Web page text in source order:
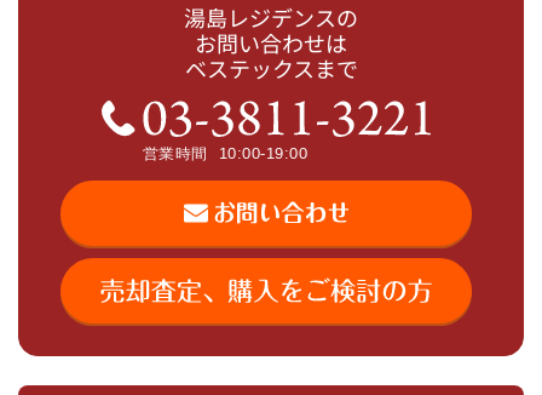
湯島レジデンスの
お問い合わせは
ベステックスまで